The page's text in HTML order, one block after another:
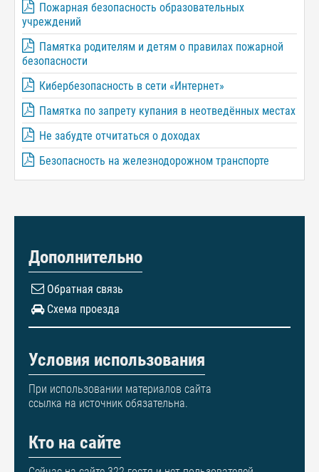
Пожарная безопасность образовательных
учреждений
Памятка родителям и детям о правилах пожарной
безопасности
Кибербезопасность в сети «Интернет»
Памятка по запрету купания в неотведённых местах
Не забудте отчитаться о доходах
Безопасность на железнодорожном транспорте
Дополнительно
Обратная связь
Схема проезда
Условия использования
При использовании материалов сайта
ссылка на источник обязательна.
Кто на сайте